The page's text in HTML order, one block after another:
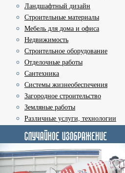
Ландшафтный дизайн
Строительные материалы
Мебель для дома и офиса
Недвижимость
Строительное оборудование
Отделочные работы
Сантехника
Системы жизнеобеспечения
Загородное строительство
Земляные работы
Различные услуги, технологии